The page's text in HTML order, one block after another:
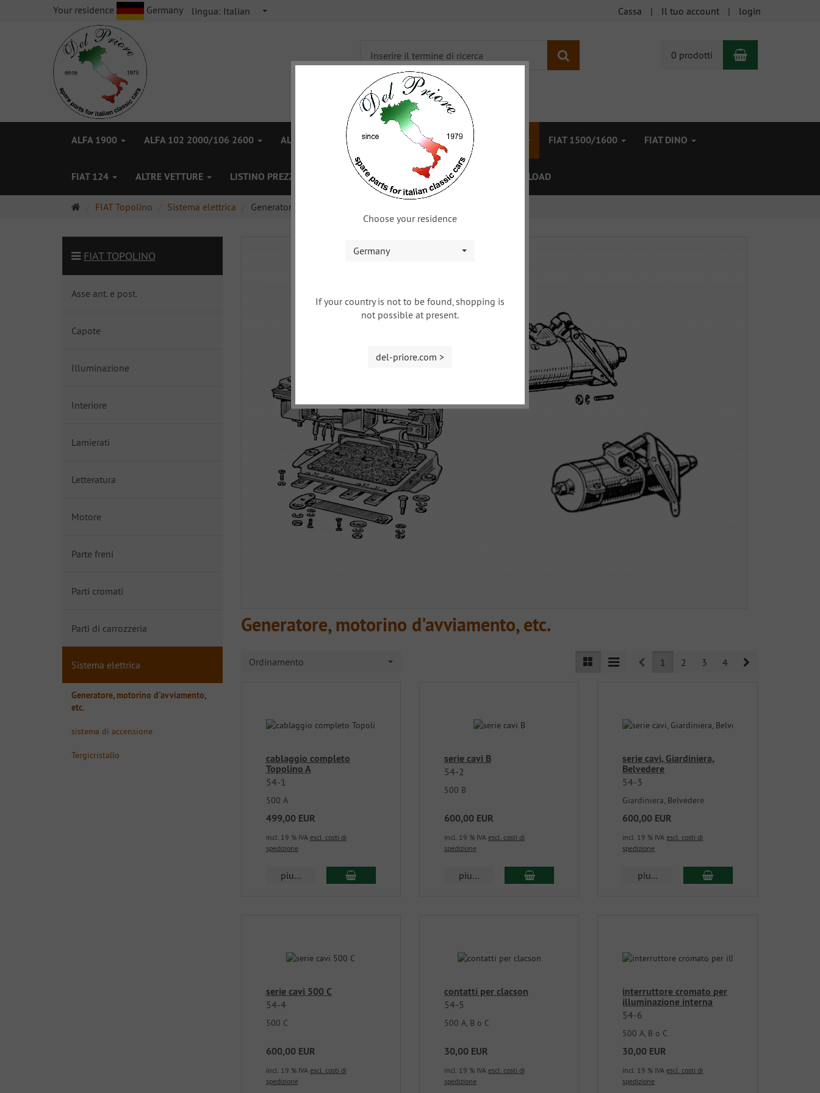
Your residence Germany lingua: Italian Cassa Il tuo account login
0 prodotti Carrello
ALFA 1900 ALFA 102 2000/106 2600 ALFA 750/101 ALFA 105/115 FIAT TOPOLINO FIAT 1500/1600 FIAT DINO
FIAT 124 ALTRE VETTURE LISTINO PREZZI OFFERTE SPECIALI BUONO XY DOWNLOAD
PaginaFIAT Topolino Sistema elettrica Generatore, motorino d'avviamento, etc.
Generatore, motorino d'avviamento, etc.
Ordinamento Prev1 2 3 4 Next
cablaggio completo
Topolino A
54-1
500 A
499,00 EUR
incl. 19 % IVA escl. costi di
spedizione
piu...
serie cavi B
54-2
500 B
600,00 EUR
incl. 19 % IVA escl. costi di
spedizione
piu...
serie cavi, Giardiniera,
Belvedere
54-3
Giardiniera, Belvedere
600,00 EUR
incl. 19 % IVA escl. costi di
spedizione
piu...
serie cavi 500 C
54-4
500 C
600,00 EUR
incl. 19 % IVA escl. costi di
spedizione
contatti per clacson
54-5
500 A, B o C
30,00 EUR
incl. 19 % IVA escl. costi di
spedizione
interruttore cromato per
illuminazione interna
54-6
500 A, B o C
30,00 EUR
incl. 19 % IVA escl. costi di
spedizione
FIAT TOPOLINO
Asse ant. e post.
Capote
Illuminazione
Interiore
Lamierati
Letteratura
Motore
Parte freni
Parti cromati
Parti di carrozzeria
Sistema elettrica
Generatore, motorino d'avviamento,
etc.
sistema di accensione
Tergicristallo
Choose your residence
Germany
If your country is not to be found, shopping is
not possible at present.
del-priore.com >